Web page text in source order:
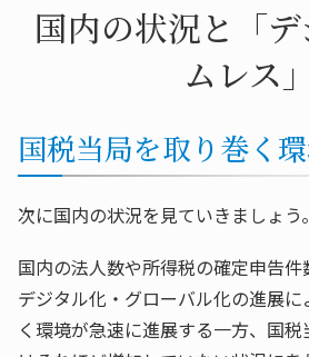
国内の状況と「
ムレス」
国税当局を取り巻く
次に国内の状況を見ていきましょう。
国内の法人数や所得税の確定申告
デジタル化・グローバル化の進展
く環境が急速に進展する一方、国